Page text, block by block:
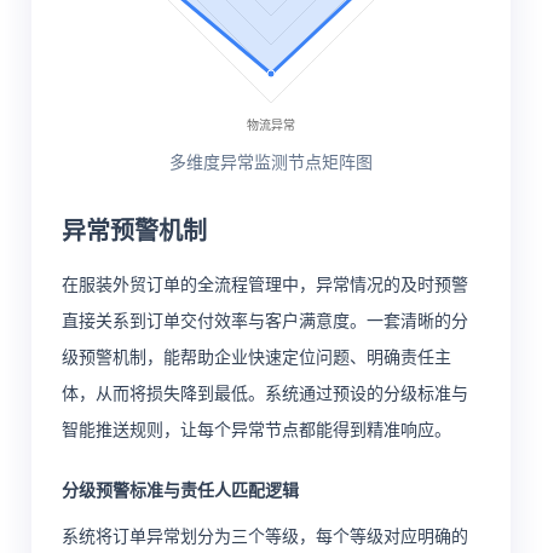
多维度异常监测节点矩阵图
异常预警机制
在服装外贸订单的全流程管理中，异常情况的及时预警
直接关系到订单交付效率与客户满意度。一套清晰的分
级预警机制，能帮助企业快速定位问题、明确责任主
体，从而将损失降到最低。系统通过预设的分级标准与
智能推送规则，让每个异常节点都能得到精准响应。
分级预警标准与责任人匹配逻辑
系统将订单异常划分为三个等级，每个等级对应明确的